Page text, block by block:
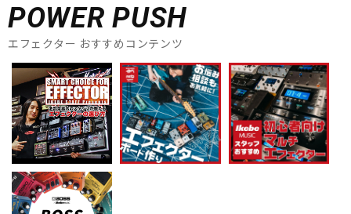
POWER PUSH
エフェクター おすすめコンテンツ